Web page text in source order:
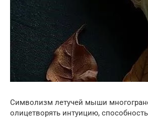
Символизм летучей мыши
олицетворять интуицию,